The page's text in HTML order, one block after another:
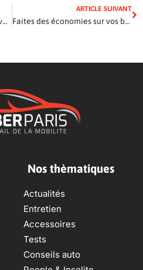
MINI Cabrio Cooper S : la nouvelle venue
ARTICLE SUIVANT
Faites des économies sur vos budgets en achetant des pièces auto d’occasion
Nos thèmatiques
Actualités
Entretien
Accessoires
Tests
Conseils auto